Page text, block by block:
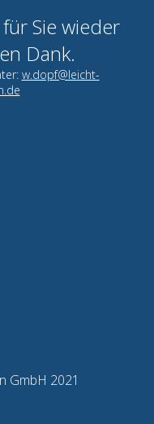
Sie wieder
Dank.
w.dopf@leicht-
GmbH 2021